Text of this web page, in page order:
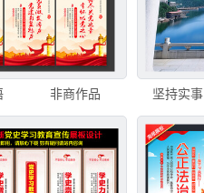
非商作品